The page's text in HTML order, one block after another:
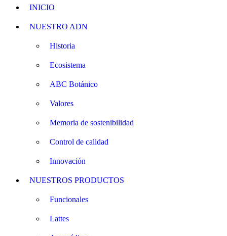
INICIO
NUESTRO ADN
Historia
Ecosistema
ABC Botánico
Valores
Memoria de sostenibilidad
Control de calidad
Innovación
NUESTROS PRODUCTOS
Funcionales
Lattes